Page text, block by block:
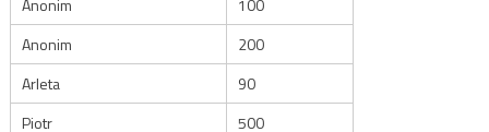
Anonim
100
Anonim
200
Arleta
90
Piotr
500